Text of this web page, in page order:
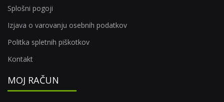
Splošni pogoji
Izjava o varovanju osebnih podatkov
Politka spletnih piškotkov
Kontakt
MOJ RAČUN